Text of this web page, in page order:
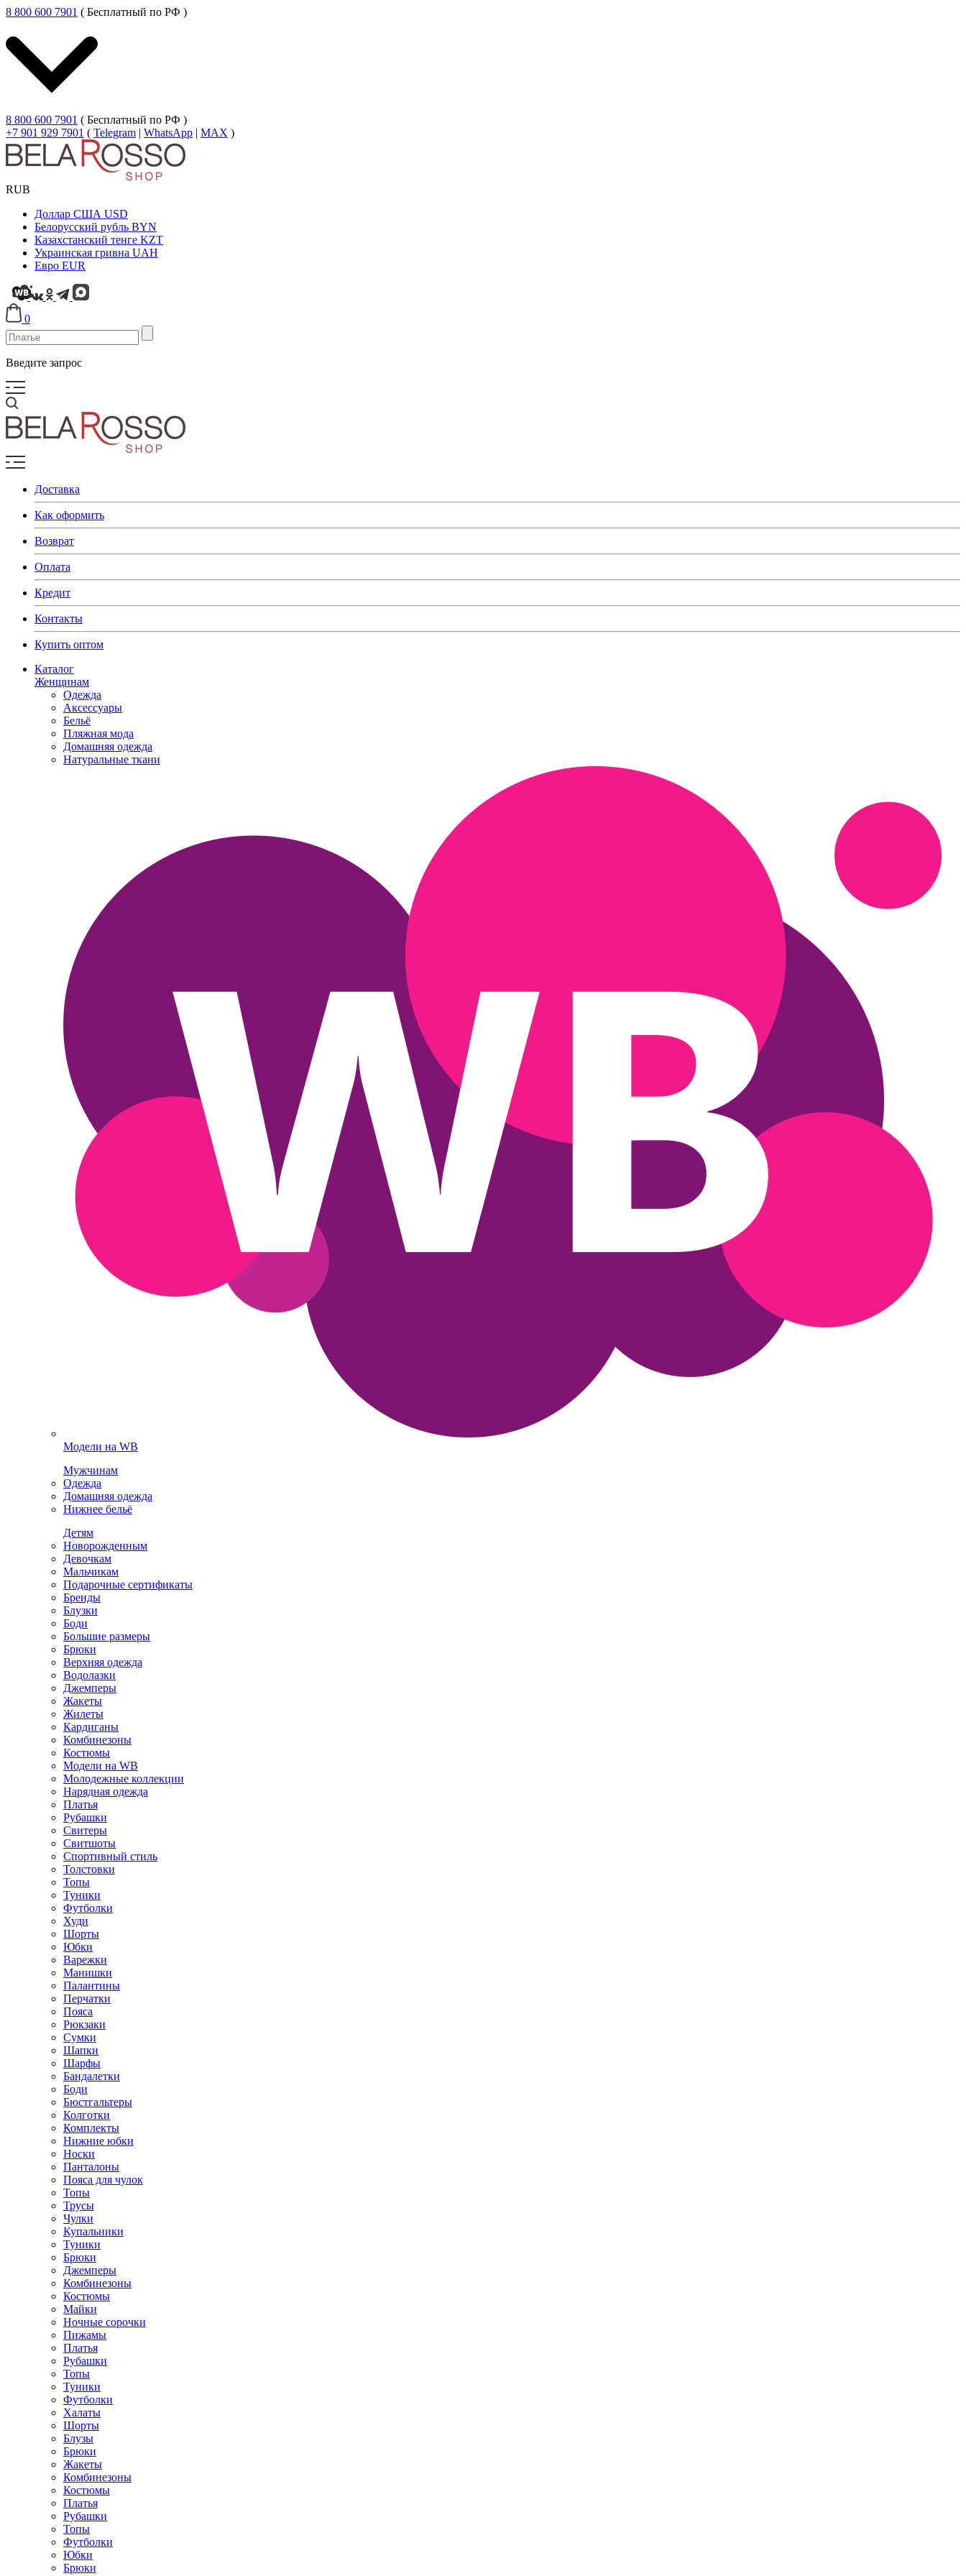
8 800 600 7901 ( Бесплатный по РФ )
8 800 600 7901 ( Бесплатный по РФ )
+7 901 929 7901 ( Telegram | WhatsApp | MAX )
RUB
Доллар США USD
Белорусский рубль BYN
Казахстанский тенге KZT
Украинская гривна UAH
Евро EUR
0
Введите запрос
Доставка
Как оформить
Возврат
Оплата
Кредит
Контакты
Купить оптом
Каталог
Женщинам
Одежда
Аксессуары
Бельё
Пляжная мода
Домашняя одежда
Натуральные ткани
Модели на WB
Мужчинам
Одежда
Домашняя одежда
Нижнее бельё
Детям
Новорожденным
Девочкам
Мальчикам
Подарочные сертификаты
Бренды
Блузки
Боди
Большие размеры
Брюки
Верхняя одежда
Водолазки
Джемперы
Жакеты
Жилеты
Кардиганы
Комбинезоны
Костюмы
Модели на WB
Молодежные коллекции
Нарядная одежда
Платья
Рубашки
Свитеры
Свитшоты
Спортивный стиль
Толстовки
Топы
Туники
Футболки
Худи
Шорты
Юбки
Варежки
Манишки
Палантины
Перчатки
Пояса
Рюкзаки
Сумки
Шапки
Шарфы
Бандалетки
Боди
Бюстгальтеры
Колготки
Комплекты
Нижние юбки
Носки
Панталоны
Поясa для чулок
Топы
Трусы
Чулки
Купальники
Туники
Брюки
Джемперы
Комбинезоны
Костюмы
Майки
Ночные сорочки
Пижамы
Платья
Рубашки
Топы
Туники
Футболки
Халаты
Шорты
Блузы
Брюки
Жакеты
Комбинезоны
Костюмы
Платья
Рубашки
Топы
Футболки
Юбки
Брюки